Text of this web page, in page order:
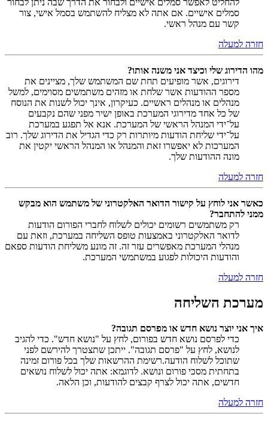
להחליט לאפשר סמלים אישיים ולבחור את הדרך שבה ניתן לבחור
סמלים אישיים. אם אתה לא מצליח להשתמש בסמל אישי, צור
קשר עם מנהל ראשי.
חזרה למעלה
מהו הדירוג שלי וכיצד אני משנה אותו?
דירוגים, אשר מופיעים תחת שם המשתמש שלך, מציינים את
מספר ההודעות אשר שלחת או מזהים משתמשים מסוימים, למשל
מנהלים או מנהלים ראשיים. כעיקרון, אינך יכול לשנות את הנוסח
של כל אחד מדירוגי המערכת באופן ישיר מפני שהם נקבעים
על־ידי המנהל הראשי של המערכת. אנא אל תפגע במערכת
על־ידי שליחת הודעות מיותרות רק כדי הגדיל את הדירוג שלך. רוב
המערכות לא יאפשרו זאת והמנהל או המנהל הראשי יקטין את
מונה ההודעות שלך.
חזרה למעלה
כאשר אני לוחץ על קישור הדואר האלקטרוני של משתמש הוא מבקש
ממני להתחבר?
רק משתמשים רשומים יכולים לשלוח לחברי הפורום הודעות
לדואר האלקטרוני באמצעות טופס השליחה במערכת, וזאת עם
מנהלי המערכת מאפשרים עזר זה. זה מונע משליחת הודעות ספאם
והודעות היכולות לפגוע במשתמשי המערכת.
חזרה למעלה
מערכת השליחה
איך אני יוצר נושא חדש או מפרסם תגובה?
כדי לפרסם נושא חדש בפורום, לחץ על "נושא חדש". כדי להגיב
לנושא, לחץ על "פרסם תגובה". ייתכן שתצטרך להירשם לפני
שתוכל לשלוח הודעה.רשימת ההרשאות שלך בכל פורום זמינה
בתחתית מסכי פורום ונושא. לדוגמא: אתה יכול לשלוח נושאים
חדשים, אתה יכול לצרף קבצים להודעות, וכן הלאה.
חזרה למעלה